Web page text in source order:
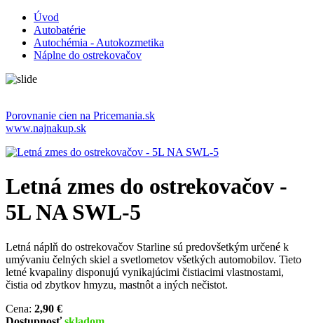
Úvod
Autobatérie
Autochémia - Autokozmetika
Náplne do ostrekovačov
Porovnanie cien na Pricemania.sk
www.najnakup.sk
Letná zmes do ostrekovačov -
5L NA SWL-5
Letná náplň do ostrekovačov Starline sú predovšetkým určené k
umývaniu čelných skiel a svetlometov všetkých automobilov. Tieto
letné kvapaliny disponujú vynikajúcimi čistiacimi vlastnostami,
čistia od zbytkov hmyzu, mastnôt a iných nečistot.
Cena: 2,90 €